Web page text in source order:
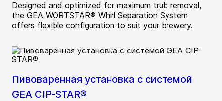
Designed and optimized for maximum trub removal,
the GEA WORTSTAR® Whirl Separation System
offers flexible configuration to suit your brewery.
Пивоваренная установка с системой
GEA CIP-STAR®